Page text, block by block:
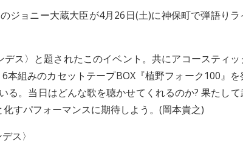
のジョニー大蔵大臣が4月26日(土)に神保町で弾語りラ
デス〉と題されたこのイベント。共にアコースティ
組みのカセットテープBOX『植野フォーク100』を
る。当日はどんな歌を聴かせてくれるのか? 果たして
すパフォーマンスに期待しよう。(岡本貴之)
ス〉